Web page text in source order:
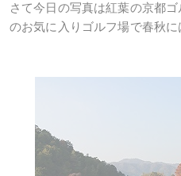
さて今日の写真は紅葉の京都
のお気に入りゴルフ場で春秋に